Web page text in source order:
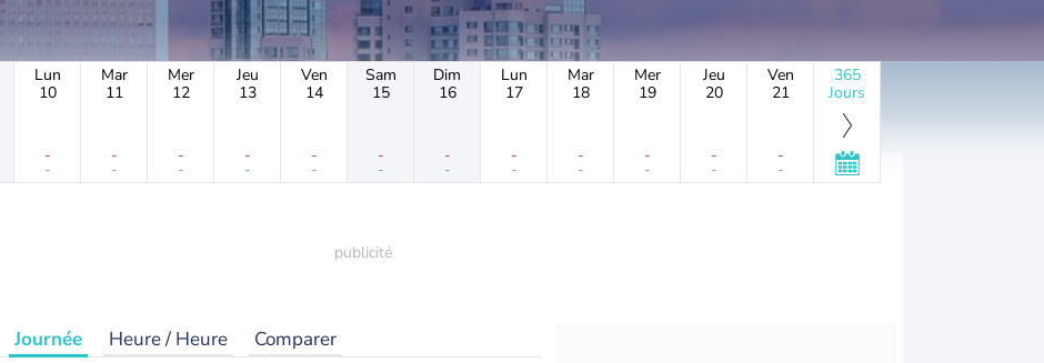
Lun
10
-
-
Mar
11
-
-
Mer
12
-
-
Jeu
13
-
-
Ven
14
-
-
Sam
15
-
-
Dim
16
-
-
Lun
17
-
-
Mar
18
-
-
Mer
19
-
-
Jeu
20
-
-
Ven
21
-
-
365
Jours
Journée Heure / Heure Comparer